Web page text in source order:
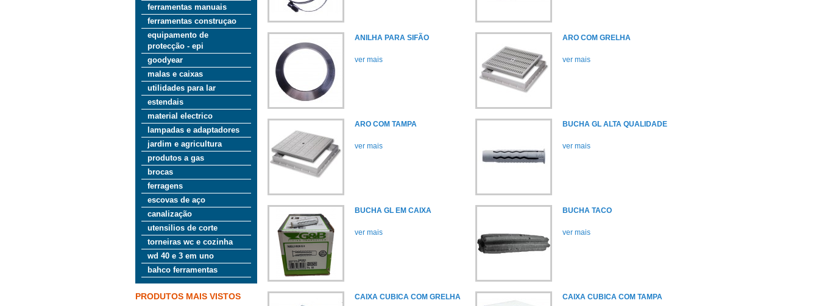
ferramentas manuais
ferramentas construçao
equipamento de
protecção - epi
goodyear
malas e caixas
utilidades para lar
estendais
material electrico
lampadas e adaptadores
jardim e agricultura
produtos a gas
brocas
ferragens
escovas de aço
canalização
utensilios de corte
torneiras wc e cozinha
wd 40 e 3 em uno
bahco ferramentas
PRODUTOS MAIS VISTOS
ANILHA PARA SIFÃO
ver mais
ARO COM GRELHA
ver mais
ARO COM TAMPA
ver mais
BUCHA GL ALTA QUALIDADE
ver mais
BUCHA GL EM CAIXA
ver mais
BUCHA TACO
ver mais
CAIXA CUBICA COM GRELHA CAIXA CUBICA COM TAMPA